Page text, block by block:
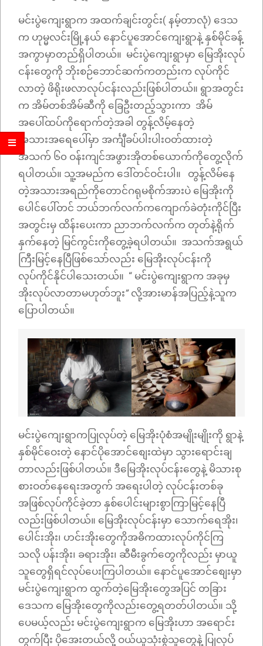
မင်းပွဲကျေးရွာက အထက်ချင်းတွင်း( နမ့်တာလုံ) ဒေသ
က ဟုမ္မလင်းမြို့နယ် နောင်ပူအောင်ကျေးရွာနဲ့ နှစ်မိုင်ခန့်
အကွာမှာတည်ရှိပါတယ်။ မင်းပွဲကျေးရွာမှာ မြေအိုးလုပ်
ငန်းတွေကို ဘိုးစဉ်ဘောင်ဆက်ကတည်းက လုပ်ကိုင်
လာတဲ့ ဖိရိုးဖလာလုပ်ငန်းလည်းဖြစ်ပါတယ်။ ရွာအတွင်း
က အိမ်တစ်အိမ်ဆီကို ခြေဦးတည့်သွားကာ အိမ်
အပေါ်ထပ်ကိုရောက်တဲ့အခါ တွန့်လိမ့်နေတဲ့
အသားအရေပေါ်မှာ အင်္ကျီခပ်ပါးပါးဝတ်ထားတဲ့
အသက် ၆၀ ဝန်းကျင်အဖွားအိုတစ်ယောက်ကိုတွေ့လိုက်
ရပါတယ်။ သူ့အမည်က ဒေါ်တင်ဝင်းပါ။ တွန့်လိမ်နေ
တဲ့အသားအရည်ကိုတောင်ဂရုမစိုက်အားပဲ မြေအိုးကို
ပေါင်ပေါ်တင် ဘယ်ဘက်လက်ကကျောက်ခဲတုံးကိုင်ပြီး
အတွင်းမှ ထိန်းပေးကာ ညာဘက်လက်က တုတ်နဲ့ရိုက်
နှက်နေတဲ့ မြင်ကွင်းကိုတွေ့ခဲ့ရပါတယ်။ အသက်အရွယ်
ကြီးမြင့်နေပြီဖြစ်သော်လည်း မြေအိုးလုပ်ငန်းကို
လုပ်ကိုင်နိုင်ပါသေးတယ်။ “ မင်းပွဲကျေးရွာက အခုမှ
အိုးလုပ်လာတာမဟုတ်ဘူး” လို့အားမာန်အပြည့်နဲ့သူက
ပြောပါတယ်။
မင်းပွဲကျေးရွာကပြုလုပ်တဲ့ မြေအိုးပုံစံအမျိုးမျိုးကို ရွာနဲ့
နှစ်မိုင်ဝေးတဲ့ နောင်ပိုအောင်စျေးထဲမှာ သွားရောင်းချ
တာလည်းဖြစ်ပါတယ်။ ဒီမြေအိုးလုပ်ငန်းတွေနဲ့ မိသားစု
စားဝတ်နေရေးအတွက် အရေးပါတဲ့ လုပ်ငန်းတစ်ခု
အဖြစ်လုပ်ကိုင်ခဲ့တာ နှစ်ပေါင်းများစွာကြာမြင့်နေပြီ
လည်းဖြစ်ပါတယ်။ မြေအိုးလုပ်ငန်းမှာ သောက်ရေအိုး၊
ပေါင်းအိုး၊ ဟင်းအိုးတွေကိုအဓိကထားလုပ်ကိုင်ကြ
သလို ပန်းအိုး၊ ခရားအိုး၊ ဆီမီးခွက်တွေကိုလည်း မှာယူ
သူတွေရှိရင်လုပ်ပေးကြပါတယ်။ နောင်ပူအောင်စျေးမှာ
မင်းပွဲကျေးရွာက ထွက်တဲ့မြေအိုးတွေအပြင် တခြား
ဒေသက မြေအိုးတွေကိုလည်းတွေ့ရတတ်ပါတယ်။ သို့
ပေမယ့်လည်း မင်းပွဲကျေးရွာက မြေအိုးဟာ အရောင်း
တွက်ပြီး ပိုအေးတယ်လို့ ဝယ်ယူသုံးစွဲသူတွေနဲ့ ပြုလုပ်